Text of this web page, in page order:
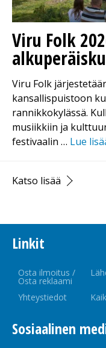
Viru Folk
Viru Folk
kansallispuistoon
rannikkokylässä.
musiikkiin ja
festivaalin … Lue
Katso lisää
Linkit
Osta ilmoitus /
Osta reklaami
Yhteystiedot
Sosiaalinen